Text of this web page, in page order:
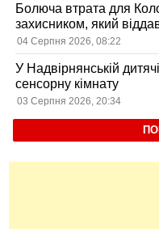
Болюча втрата для
захисником, який
04 Серпня 2026, 08:22
У Надвірнянській
сенсорну кімнату
03 Серпня 2026, 20:34